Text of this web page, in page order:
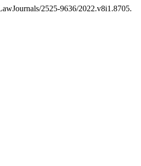
2525-9636/2022.v8i1.8705.